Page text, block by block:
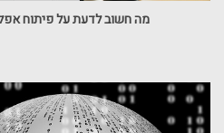
מה חשוב לדעת על פיתוח